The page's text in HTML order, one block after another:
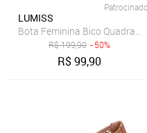
Patrocinado
LUMISS
Bota Feminina Bico
R$199,90 - 50%
R$99,90